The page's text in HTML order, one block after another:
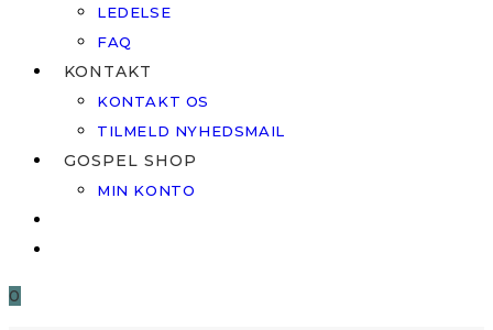
LEDELSE
FAQ
KONTAKT
KONTAKT OS
TILMELD NYHEDSMAIL
GOSPEL SHOP
MIN KONTO
0